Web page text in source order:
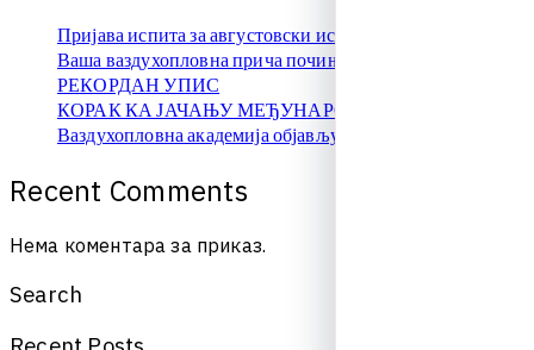
Пријава испита за августовски испитни рок
Ваша ваздухопловна прича почиње овде!
РЕКОРДАН УПИС
КОРАК КА ЈАЧАЊУ МЕЂУНАРОДНЕ САРАДЊЕ
Ваздухопловна академија објављује упис на � …
Recent Comments
Нема коментара за приказ.
Search